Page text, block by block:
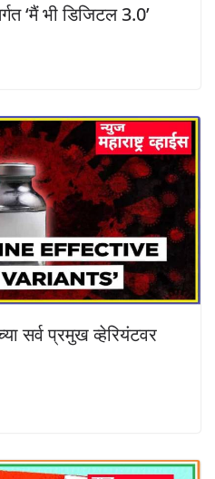
‘मैं भी डिजिटल 3.0’
सर्व प्रमुख व्हेरियंटवर